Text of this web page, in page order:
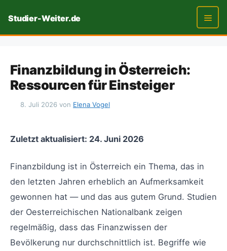
Inhalt
Studier-Weiter.de
Menü
Finanzbildung in Österreich:
Ressourcen für Einsteiger
8. Juli 2026 von Elena Vogel
Zuletzt aktualisiert: 24. Juni 2026
Finanzbildung ist in Österreich ein Thema, das in
den letzten Jahren erheblich an Aufmerksamkeit
gewonnen hat — und das aus gutem Grund. Studien
der Oesterreichischen Nationalbank zeigen
regelmäßig, dass das Finanzwissen der
Bevölkerung nur durchschnittlich ist. Begriffe wie